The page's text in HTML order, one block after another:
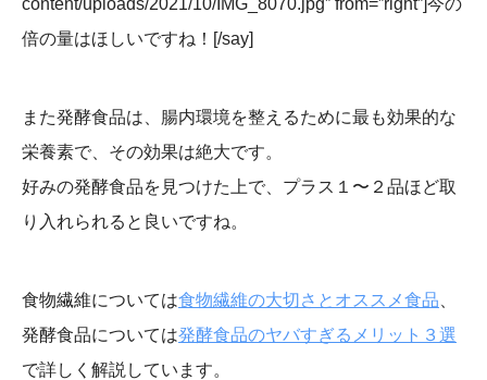
倍の量はほしいですね！[/say]
また発酵食品は、腸内環境を整えるために最も効果的な
栄養素で、その効果は絶大です。
好みの発酵食品を見つけた上で、プラス１〜２品ほど取
り入れられると良いですね。
食物繊維については食物繊維の大切さとオススメ食品
発酵食品については発酵食品のヤバすぎるメリット３選
で詳しく解説しています。